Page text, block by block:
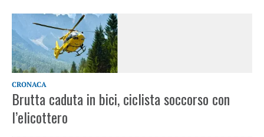
CRONACA
Brutta caduta in bici, ciclista soccorso con
l’elicottero